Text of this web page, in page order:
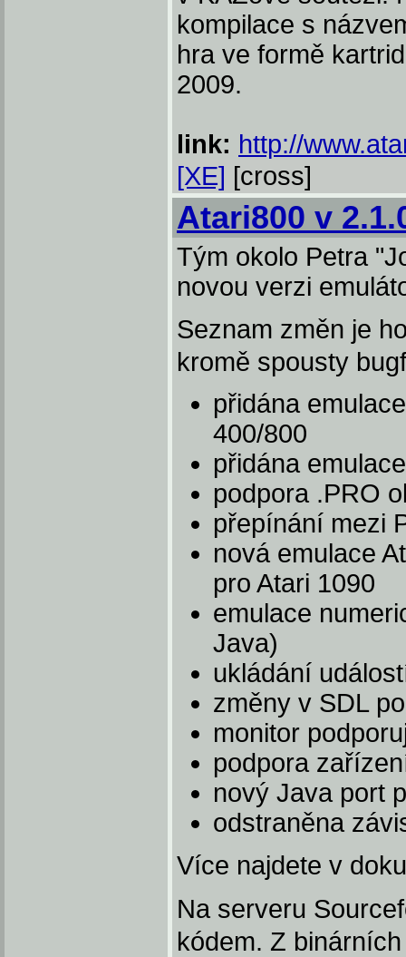
kompilace s
hra ve formě
2009.
link: http://
[XE] [cross]
Atari800 v
Tým okolo Petra
novou verzi
Seznam změn je
kromě spousty
přidána
400/800
přidána
podpora .PRO
přepínání mezi
nová emulace
pro Atari 1090
emulace
Java)
ukládání
změny v SDL
monitor
podpora
nový Java port
odstraněna
Více najdete v
Na serveru
kódem. Z